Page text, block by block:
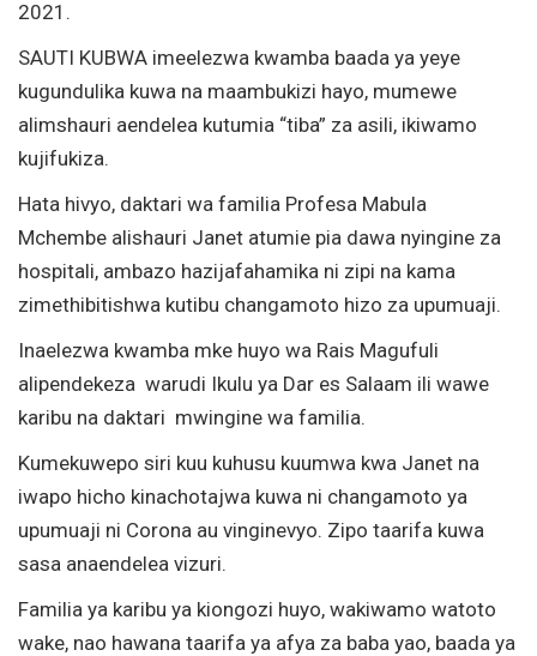
2021.
SAUTI KUBWA imeelezwa kwamba baada ya yeye
kugundulika kuwa na maambukizi hayo, mumewe
alimshauri aendelea kutumia “tiba” za asili, ikiwamo
kujifukiza.
Hata hivyo, daktari wa familia Profesa Mabula
Mchembe alishauri Janet atumie pia dawa nyingine za
hospitali, ambazo hazijafahamika ni zipi na kama
zimethibitishwa kutibu changamoto hizo za upumuaji.
Inaelezwa kwamba mke huyo wa Rais Magufuli
alipendekeza warudi Ikulu ya Dar es Salaam ili wawe
karibu na daktari mwingine wa familia.
Kumekuwepo siri kuu kuhusu kuumwa kwa Janet na
iwapo hicho kinachotajwa kuwa ni changamoto ya
upumuaji ni Corona au vinginevyo. Zipo taarifa kuwa
sasa anaendelea vizuri.
Familia ya karibu ya kiongozi huyo, wakiwamo watoto
wake, nao hawana taarifa ya afya za baba yao, baada ya